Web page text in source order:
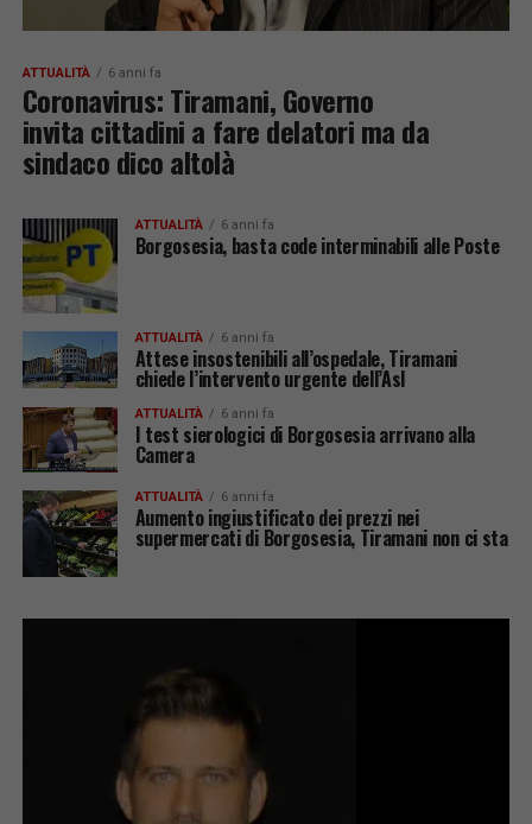
ATTUALITÀ 6 anni fa
Coronavirus: Tiramani, Governo
invita cittadini a fare delatori ma da
sindaco dico altolà
ATTUALITÀ 6 anni fa
Borgosesia, basta code interminabili alle Poste
ATTUALITÀ 6 anni fa
Attese insostenibili all’ospedale, Tiramani
chiede l’intervento urgente dell’Asl
ATTUALITÀ 6 anni fa
I test sierologici di Borgosesia arrivano alla
Camera
ATTUALITÀ 6 anni fa
Aumento ingiustificato dei prezzi nei
supermercati di Borgosesia, Tiramani non ci sta